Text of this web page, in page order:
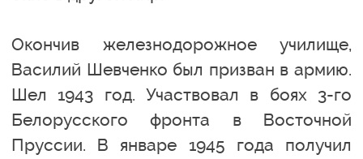
Окончив железнодорожное училище,
Василий Шевченко был призван в армию.
Шел 1943 год. Участвовал в боях 3-го
Белорусского фронта в Восточной
Пруссии. В январе 1945 года получил